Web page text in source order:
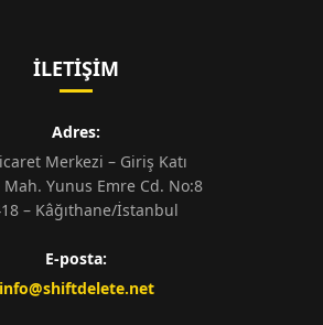
İLETIŞIM
Adres:
Merkezi – Giriş Katı
Mah. Yunus Emre Cd. No:8
– Kâğıthane/İstanbul
E-posta:
info@shiftdelete.net